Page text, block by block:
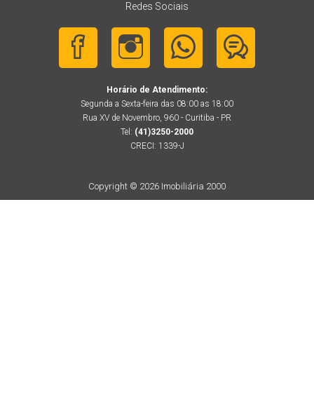
Redes Sociais
Horário de Atendimento:
Segunda a Sexta-feira das 08:00 as 18:00
Rua XV de Novembro, 960 - Curitiba - PR
Tel: (41)3250-2000
CRECI: 1339-J
Copyright © 2026 Imobiliária 2000